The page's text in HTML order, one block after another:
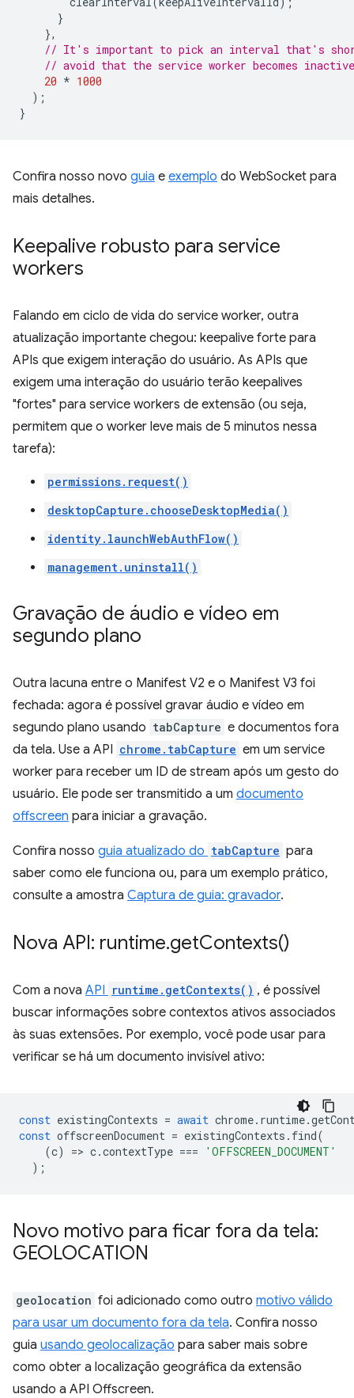
}
},
// It's important to pick an interval that's
// avoid that the service worker becomes
20 * 1000
);
}
Confira nosso novo guia e exemplo do WebSocket para
mais detalhes.
Keepalive robusto para service
workers
Falando em ciclo de vida do service worker, outra
atualização importante chegou: keepalive forte para
APIs que exigem interação do usuário. As APIs que
exigem uma interação do usuário terão keepalives
"fortes" para service workers de extensão (ou seja,
permitem que o worker leve mais de 5 minutos nessa
tarefa):
permissions.request()
desktopCapture.chooseDesktopMedia()
identity.launchWebAuthFlow()
management.uninstall()
Gravação de áudio e vídeo em
segundo plano
Outra lacuna entre o Manifest V2 e o Manifest V3 foi
fechada: agora é possível gravar áudio e vídeo em
segundo plano usando tabCapture e documentos fora
da tela. Use a API chrome.tabCapture em um service
worker para receber um ID de stream após um gesto do
usuário. Ele pode ser transmitido a um documento
offscreen para iniciar a gravação.
Confira nosso guia atualizado do tabCapture para
saber como ele funciona ou, para um exemplo prático,
consulte a amostra Captura de guia: gravador.
Nova API: runtime.getContexts()
Com a nova API runtime.getContexts() , é possível
buscar informações sobre contextos ativos associados
às suas extensões. Por exemplo, você pode usar para
verificar se há um documento invisível ativo:
const existingContexts = await chrome. runtime.
const offscreenDocument = existingContexts . find(
(c) => c.contextType ===
'OFFSCREEN_DOCUMENT'
);
Novo motivo para ficar fora da tela:
GEOLOCATION
geolocation foi adicionado como outro motivo válido
para usar um documento fora da tela. Confira nosso
guia usando geolocalização para saber mais sobre
como obter a localização geográfica da extensão
usando a API Offscreen.